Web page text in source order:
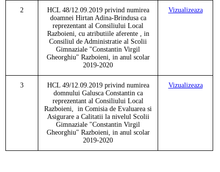
2
HCL 48/12.09.2019 privind numirea
doamnei Hirtan Adina-Brindusa ca
reprezentant al Consiliului Local
Razboieni, cu atributiile aferente , in
Consiliul de Administratie al Scolii
Gimnaziale "Constantin Virgil
Gheorghiu" Razboieni, in anul scolar
2019-2020
Vizualizeaza
3
HCL 49/12.09.2019 privind numirea
domnului Galusca Constantin ca
reprezentant al Consiliului Local
Razboieni, in Comisia de Evaluarea si
Asigurare a Calitatii la nivelul Scolii
Gimnaziale "Constantin Virgil
Gheorghiu" Razboieni, in anul scolar
2019-2020
Vizualizeaza